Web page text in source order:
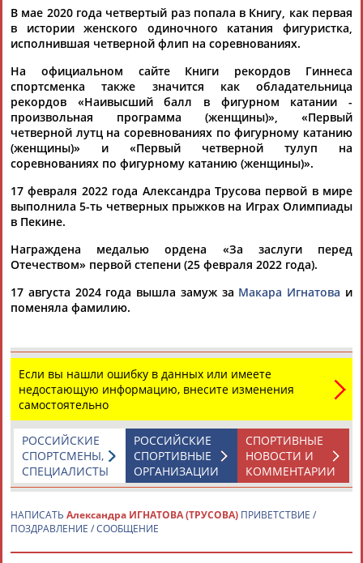
Загитова, Щербакова и Трусова будут капитанами команд на
Кубке Первого канала
Олимпийские чемпионки Алина Загитова, Анна Щербакова,
а также серебряный призер Олимпийских игр
Трусовабудут капи... ..."красных", Щербакова - команду
"синих",Трусова- команду "белых". В качестве капитана...
(Проект:Информационное агентство СТАДИОН)
05.03.2025
ШОУ "ВЛЮБЛЕННЫЕ В ФИГУРНОЕ КАТАНИЕ"
...игр Евгения Медведева, серебряный призер Олимпийских
игрАлександра Игнатова (Трусова) иАлександрЭнберт,
олимпийская... ...событие зимы", - рассказала
Александра
Игнатова (Трусова ). В этом году фестиваль удивит зрителей
синергией...
(Проект:Информационное агентство СТАДИОН
06.02.2025
14 февраля Александра Игнатова и Евгения Медведева
ФигуристкиАлександраИгнатова (до замужества - Трусова)
и Евгения Медведева выступят в шоу "Влюбленные в
20.01.2025
В Санкт-Петербурге в субботу стартует чемпионат России по
прыжкам среди фигуристов
...канала в 2021 году. Тогда Камила Валиева, Анна
Щербакова,АлександраИгнатова (до замужества -Трусова)
и Елизавета...
(Проект:Информационное агентство СТАДИОН
18.01.2025
Премьера шоу Евгения Плющенко "Спящая красавица" (0+)
состоялась на сцене подмосковной "Live-Арены"
...Муравьева (Королева), Елена Костылева (принцесса
Трусова(фея... ...продюсер шоу Яна Рудковская. "Впервые
В мае 2020 года четвертый раз попала в Книгу, как первая
в истории женского одиночного катания фигуристка,
исполнившая четверной флип на соревнованиях.
На официальном сайте Книги рекордов Гиннеса
спортсменка также значится как обладательница
рекордов «Наивысший балл в фигурном катании -
произвольная программа (женщины)», «Первый
четверной лутц на соревнованиях по фигурному катанию
(женщины)» и «Первый четверной тулуп на
соревнованиях по фигурному катанию (женщины)».
17 февраля 2022 года Александра Трусова первой в мире
выполнила 5-ть четверных прыжков на Играх Олимпиады
в Пекине.
Награждена медалью ордена «За заслуги перед
Отечеством» первой степени (25 февраля 2022 года).
17 августа 2024 года вышла замуж за Макара Игнатова и
поменяла фамилию.
Если вы нашли ошибку в данных или имеете
недостающую информацию, внесите изменения
самостоятельно
СПОРТИВНЫЕ
НОВОСТИ И
КОММЕНТАРИИ
РОССИЙСКИЕ
СПОРТИВНЫЕ
ОРГАНИЗАЦИИ
РОССИЙСКИЕ
СПОРТСМЕНЫ,
СПЕЦИАЛИСТЫ
НАПИСАТЬ Александра ИГНАТОВА (ТРУСОВА) ПРИВЕТСТВИЕ /
ПОЗДРАВЛЕНИЕ / СООБЩЕНИЕ